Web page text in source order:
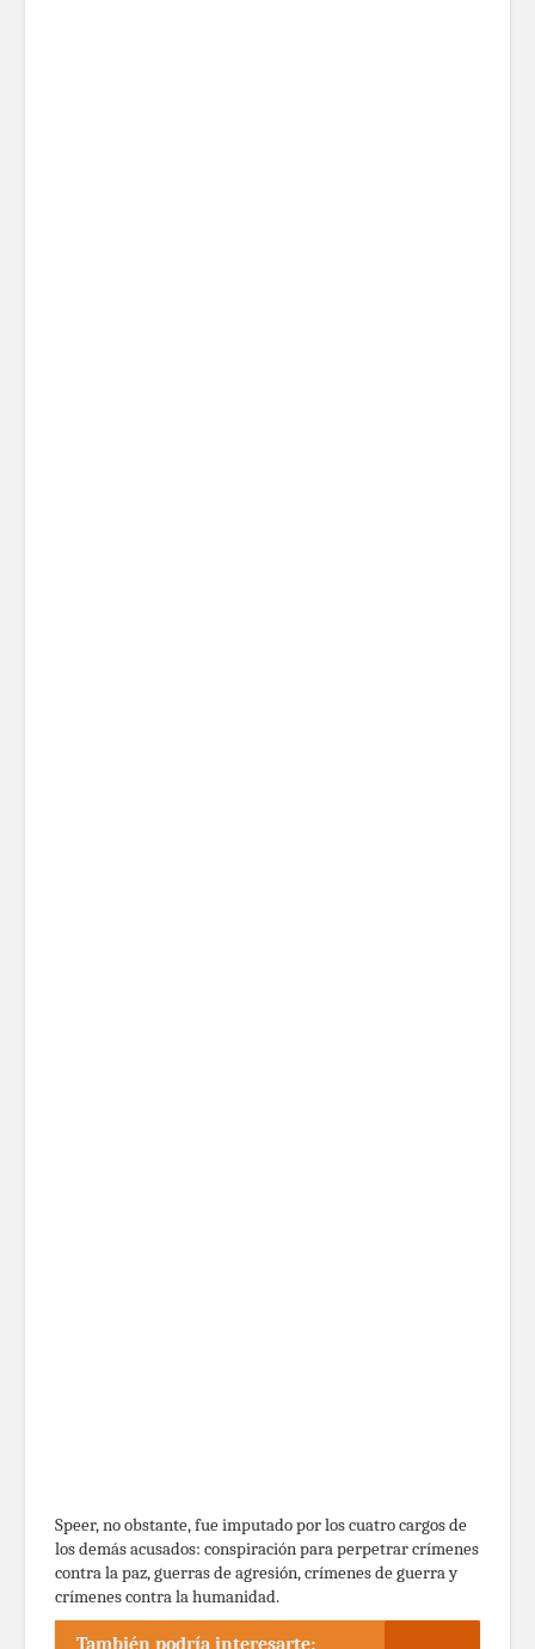
Speer, no obstante, fue imputado por los cuatro cargos de
los demás acusados: conspiración para perpetrar crímenes
contra la paz, guerras de agresión, crímenes de guerra y
crímenes contra la humanidad.
También podría interesarte: